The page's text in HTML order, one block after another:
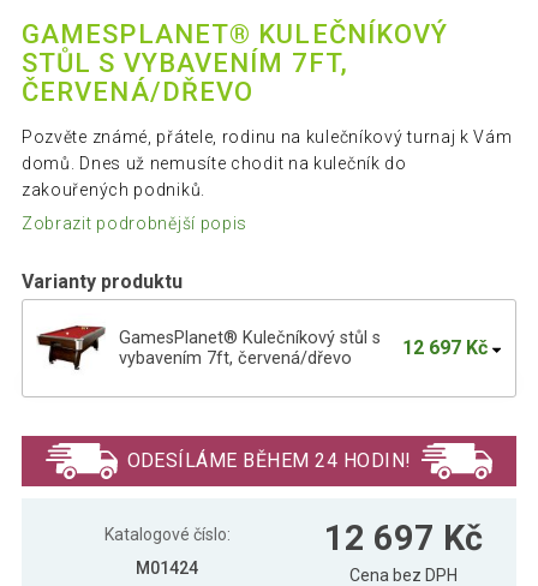
GAMESPLANET® KULEČNÍKOVÝ
STŮL S VYBAVENÍM 7FT,
ČERVENÁ/DŘEVO
Pozvěte známé, přátele, rodinu na kulečníkový turnaj k Vám
domů. Dnes už nemusíte chodit na kulečník do
zakouřených podniků.
Zobrazit podrobnější popis
Varianty produktu
GamesPlanet® Kulečníkový stůl s
vybavením 7ft, červená/dřevo
12 697 Kč
vybavením 7ft, zelená/dřevo
vybavením 7ft, modrá/dřevo
11 492 Kč
ODESÍLÁME BĚHEM 24 HODIN!
Katalogové číslo:
M01424
12 697 Kč
Cena bez DPH